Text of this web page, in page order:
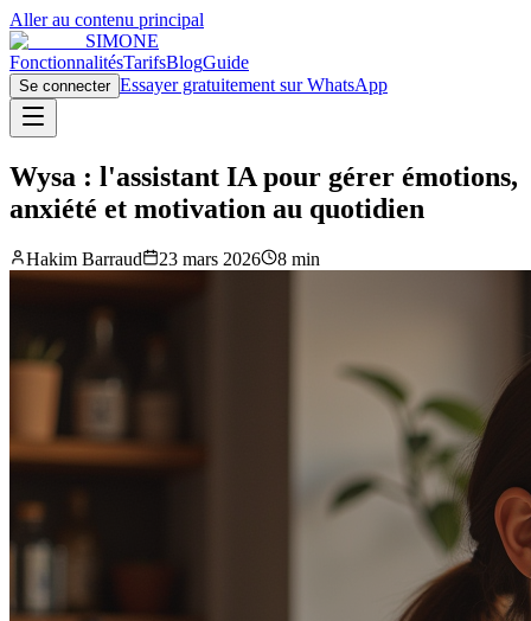
Aller au contenu principal
SIMONE
FonctionnalitésTarifsBlogGuide
Se connecter Essayer gratuitement sur WhatsApp
Wysa : l'assistant IA pour gérer émotions,
anxiété et motivation au quotidien
Hakim Barraud 23 mars 2026 8 min